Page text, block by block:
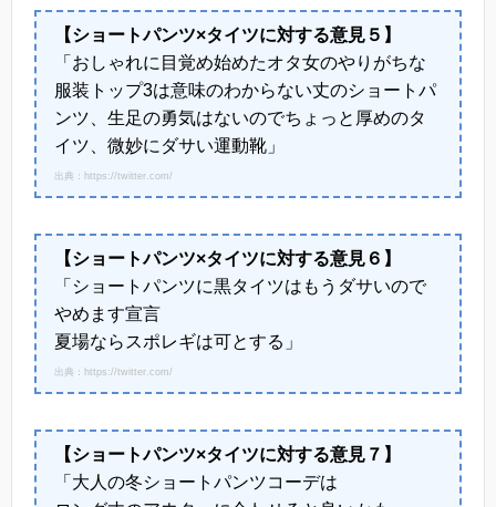
【ショートパンツ×タイツに対する意見５】
「おしゃれに目覚め始めたオタ女のやりがちな
服装トップ3は意味のわからない丈のショートパ
ンツ、生足の勇気はないのでちょっと厚めのタ
イツ、微妙にダサい運動靴」
出典：https://twitter.com/
【ショートパンツ×タイツに対する意見６】
「ショートパンツに黒タイツはもうダサいので
やめます宣言
夏場ならスポレギは可とする」
出典：https://twitter.com/
【ショートパンツ×タイツに対する意見７】
「大人の冬ショートパンツコーデは